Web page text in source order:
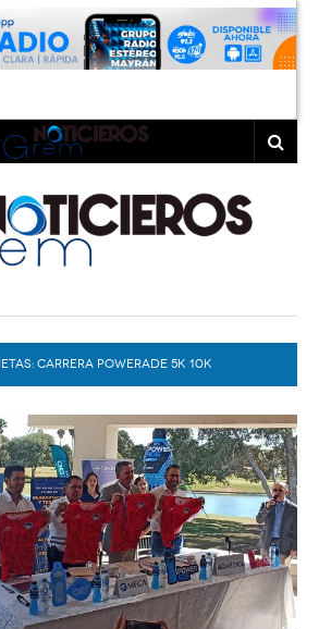
LA HISTORIA
CARRERA POWERADE 5K 10K